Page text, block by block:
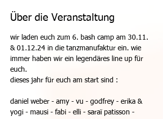
Über die Veranstaltung
wir laden euch zum 6. bash camp am 30.11.
& 01.12.24 in die tanzmanufaktur ein. wie
immer haben wir ein legendäres line up für
euch.
dieses jahr für euch am start sind :
daniel weber - amy - vu - godfrey - erika &
yogi - mausi - fabi - elli - saraï patisson -